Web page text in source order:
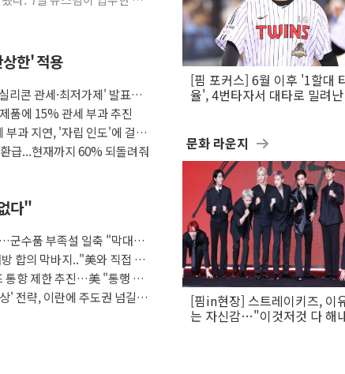
한' 적용
리콘 관세·최저가제' 발표에
품에 15% 관세 부과 추진
부과 지연, '자립 인도'에 걸림
급...현재까지 60% 되돌려줘
다"
군수품 부족설 일축 "막대한
합의 막바지.."美와 직접 협
통항 제한 추진…美 "통행 막
' 전략, 이란에 주도권 넘길
[핌 포커스] 6월 이후 '1할대
율', 4번타자서 대타로 밀려
문화 라운지
[핌in현장] 스트레이키즈, 이
는 자신감…"이것저것 다 해